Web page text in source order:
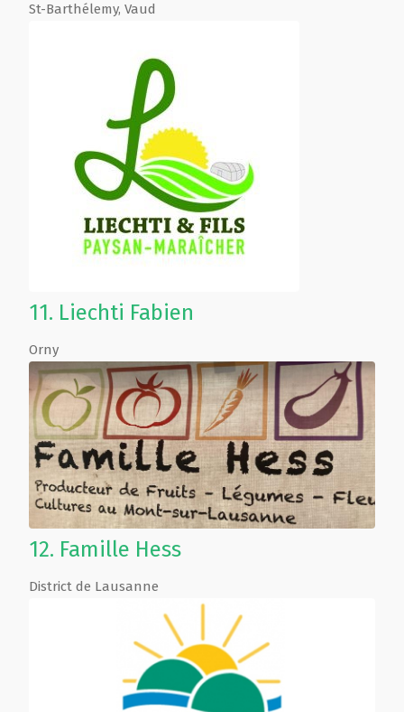
St-Barthélemy, Vaud
11. Liechti Fabien
Orny
12. Famille Hess
District de Lausanne